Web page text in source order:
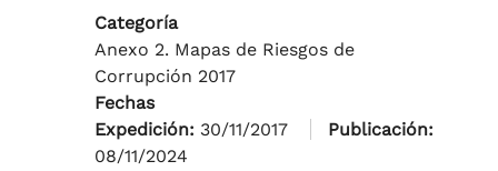
Categoría
Anexo 2. Mapas de Riesgos de
Corrupción 2017
Fechas
Expedición: 30/11/2017
Publicación:
08/11/2024